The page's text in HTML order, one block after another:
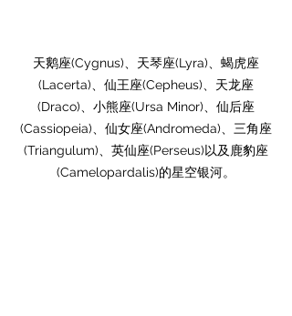
天鹅座(Cygnus)、天琴座(Lyra)、蝎虎座
(Lacerta)、仙王座(Cepheus)、天龙座
(Draco)、小熊座(Ursa Minor)、仙后座
(Cassiopeia)、仙女座(Andromeda)、三角座
(Triangulum)、英仙座(Perseus)以及鹿豹座
(Camelopardalis)的星空银河。